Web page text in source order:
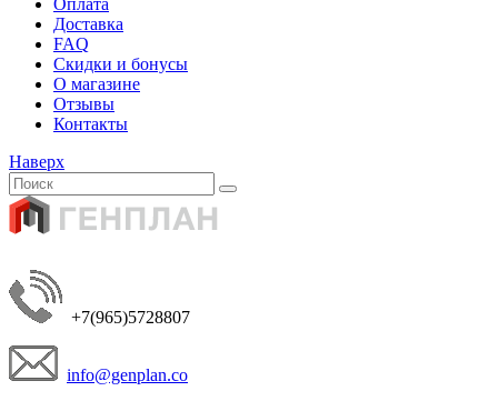
Оплата
Доставка
FAQ
Скидки и бонусы
О магазине
Отзывы
Контакты
Наверх
+7(965)5728807
info@genplan.co